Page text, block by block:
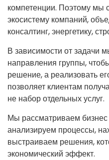
компетенции. Поэтому мы
экосистему компаний,
консалтинг, энергетику,
В зависимости от задачи
направления группы,
решение, а реализовать
позволяет клиентам
не набор отдельных услуг.
Мы рассматриваем бизнес
анализируем процессы,
выстраиваем решения,
экономический эффект.